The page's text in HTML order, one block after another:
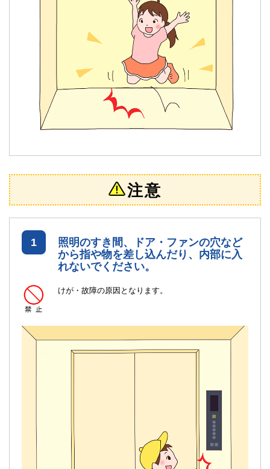
注意
1
照明のすき間、ドア・ファンの穴など
から指や物を差し込んだり、内部に入
れないでください。
けが・故障の原因となります。